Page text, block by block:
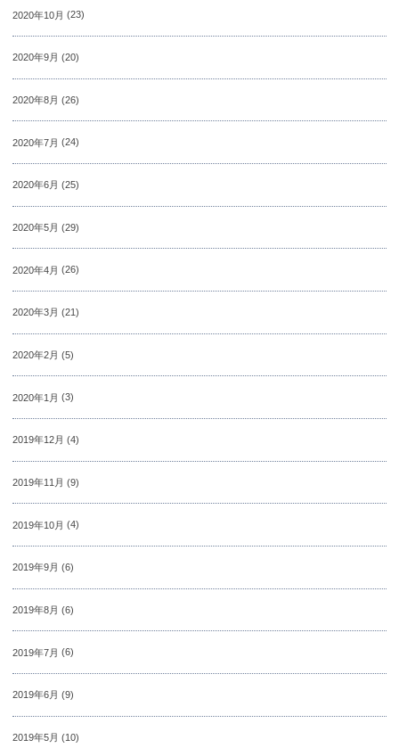
2020年10月 (23)
2020年9月 (20)
2020年8月 (26)
2020年7月 (24)
2020年6月 (25)
2020年5月 (29)
2020年4月 (26)
2020年3月 (21)
2020年2月 (5)
2020年1月 (3)
2019年12月 (4)
2019年11月 (9)
2019年10月 (4)
2019年9月 (6)
2019年8月 (6)
2019年7月 (6)
2019年6月 (9)
2019年5月 (10)